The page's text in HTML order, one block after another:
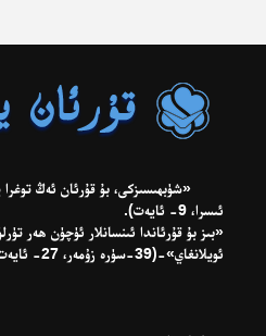
ئىسرا، 9- ئايەت).
«بىز بۇ قۇرئاندا ئىنسانلار ئۈچۈن ھەر
ئويلانغاي»-(39-سۈرە زۇمەر، 27- ئايەت).